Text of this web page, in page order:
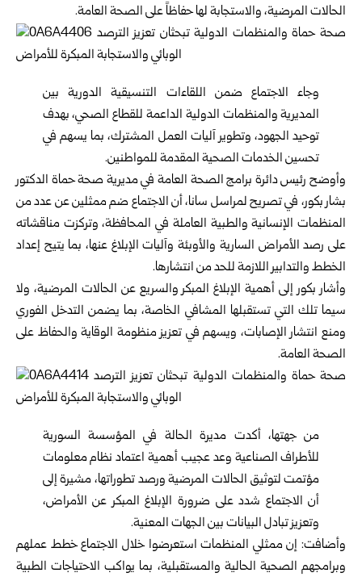
الحالات المرضية، والاستجابة لها حفاظاً على الصحة العامة.
وجاء الاجتماع ضمن اللقاءات التنسيقية الدورية بين
المديرية والمنظمات الدولية الداعمة للقطاع الصحي، بهدف
توحيد الجهود، وتطوير آليات العمل المشترك، بما يسهم في
تحسين الخدمات الصحية المقدمة للمواطنين.
وأوضح رئيس دائرة برامج الصحة العامة في مديرية صحةحماة الدكتور
بشار بكور، في تصريح لمراسل سانا، أن الاجتماع ضم ممثلين عن عدد من
المنظمات الإنسانية والطبية العاملة في المحافظة، وتركزت مناقشاته
على رصد الأمراض السارية والأوبئة وآليات الإبلاغ عنها، بما يتيح إعداد
الخطط والتدابير اللازمة للحد من انتشارها.
وأشار بكور إلى أهمية الإبلاغ المبكر والسريع عن الحالات المرضية، ولا
سيما تلك التي تستقبلها المشافي الخاصة، بما يضمن التدخل الفوري
ومنع انتشار الإصابات، ويسهم في تعزيز منظومة الوقاية والحفاظ على
الصحة العامة.
من جهتها، أكدت مديرة الحالة في المؤسسة السورية
للأطراف الصناعية وعد عجيب أهمية اعتماد نظام معلومات
مؤتمت لتوثيق الحالات المرضية ورصد تطوراتها، مشيرة إلى
أن الاجتماع شدد على ضرورة الإبلاغ المبكر عن الأمراض،
وتعزيز تبادل البيانات بين الجهات المعنية.
وأضافت: إن ممثلي المنظمات استعرضوا خلال الاجتماع خطط عملهم
وبرامجهم الصحية الحالية والمستقبلية، بما يواكب الاحتياجات الطبية